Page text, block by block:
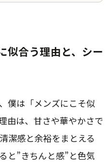
似合う理由と、シー
僕は「メンズにこそ似
由は、甘さや華やかさで
潔感と余裕をまとえる
と”きちんと感”と色気